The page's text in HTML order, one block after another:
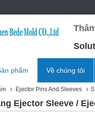
phẩm Về chúng tôi
Ejector Pins And Sleeves
Ejector Sleeve /